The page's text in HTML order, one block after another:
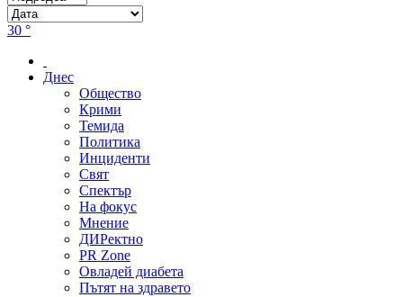
30 °
Днес
Общество
Крими
Темида
Политика
Инциденти
Свят
Спектър
На фокус
Мнение
ДИРектно
PR Zone
Овладей диабета
Пътят на здравето